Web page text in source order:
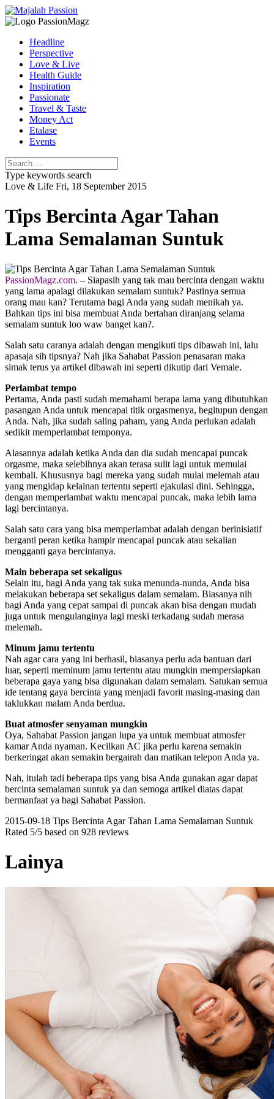
Headline
Perspective
Love & Live
Health Guide
Inspiration
Passionate
Travel & Taste
Money Act
Etalase
Events
Type keywords search
Love & Life Fri, 18 September 2015
Tips Bercinta Agar Tahan
Lama Semalaman Suntuk
PassionMagz.com. – Siapasih yang tak mau bercinta dengan waktu
yang lama apalagi dilakukan semalam suntuk? Pastinya semua
orang mau kan? Terutama bagi Anda yang sudah menikah ya.
Bahkan tips ini bisa membuat Anda bertahan diranjang selama
semalam suntuk loo waw banget kan?.
Salah satu caranya adalah dengan mengikuti tips dibawah ini, lalu
apasaja sih tipsnya? Nah jika Sahabat Passion penasaran maka
simak terus ya artikel dibawah ini seperti dikutip dari Vemale.
Perlambat tempo
Pertama, Anda pasti sudah memahami berapa lama yang dibutuhkan
pasangan Anda untuk mencapai titik orgasmenya, begitupun dengan
Anda. Nah, jika sudah saling paham, yang Anda perlukan adalah
sedikit memperlambat temponya.
Alasannya adalah ketika Anda dan dia sudah mencapai puncak
orgasme, maka selebihnya akan terasa sulit lagi untuk memulai
kembali. Khususnya bagi mereka yang sudah mulai melemah atau
yang mengidap kelainan tertentu seperti ejakulasi dini. Sehingga,
dengan memperlambat waktu mencapai puncak, maka lebih lama
lagi bercintanya.
Salah satu cara yang bisa memperlambat adalah dengan berinisiatif
berganti peran ketika hampir mencapai puncak atau sekalian
mengganti gaya bercintanya.
Main beberapa set sekaligus
Selain itu, bagi Anda yang tak suka menunda-nunda, Anda bisa
melakukan beberapa set sekaligus dalam semalam. Biasanya nih
bagi Anda yang cepat sampai di puncak akan bisa dengan mudah
juga untuk mengulanginya lagi meski terkadang sudah merasa
melemah.
Minum jamu tertentu
Nah agar cara yang ini berhasil, biasanya perlu ada bantuan dari
luar, seperti meminum jamu tertentu atau mungkin mempersiapkan
beberapa gaya yang bisa digunakan dalam semalam. Satukan semua
ide tentang gaya bercinta yang menjadi favorit masing-masing dan
taklukkan malam Anda berdua.
Buat atmosfer senyaman mungkin
Oya, Sahabat Passion jangan lupa ya untuk membuat atmosfer
kamar Anda nyaman. Kecilkan AC jika perlu karena semakin
berkeringat akan semakin bergairah dan matikan telepon Anda ya.
Nah, itulah tadi beberapa tips yang bisa Anda gunakan agar dapat
bercinta semalaman suntuk ya dan semoga artikel diatas dapat
bermanfaat ya bagi Sahabat Passion.
2015-09-18 Tips Bercinta Agar Tahan Lama Semalaman Suntuk
Rated 5/5 based on 928 reviews
Lainya